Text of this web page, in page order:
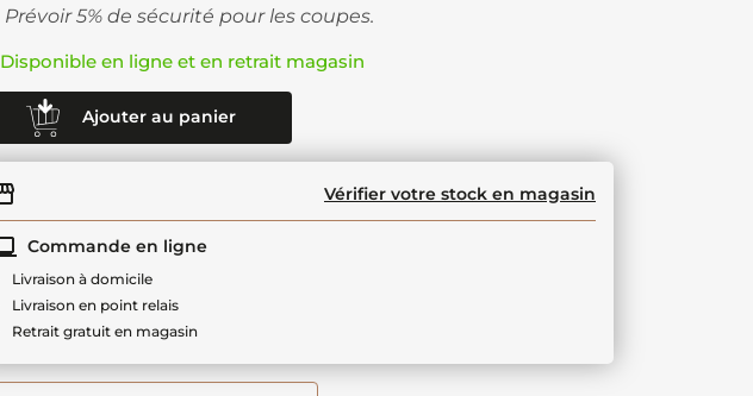
Prévoir 5% de sécurité pour les coupes.
Disponible en ligne et en retrait magasin
Ajouter au panier
Vérifier votre stock en magasin
Commande en ligne
Livraison à domicile
Livraison en point relais
Retrait gratuit en magasin